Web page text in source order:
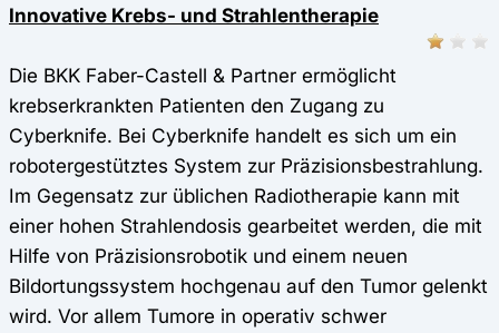
Innovative Krebs- und Strahlentherapie
Die BKK Faber-Castell & Partner ermöglicht
krebserkrankten Patienten den Zugang zu
Cyberknife. Bei Cyberknife handelt es sich um ein
robotergestütztes System zur Präzisionsbestrahlung.
Im Gegensatz zur üblichen Radiotherapie kann mit
einer hohen Strahlendosis gearbeitet werden, die mit
Hilfe von Präzisionsrobotik und einem neuen
Bildortungssystem hochgenau auf den Tumor gelenkt
wird. Vor allem Tumore in operativ schwer